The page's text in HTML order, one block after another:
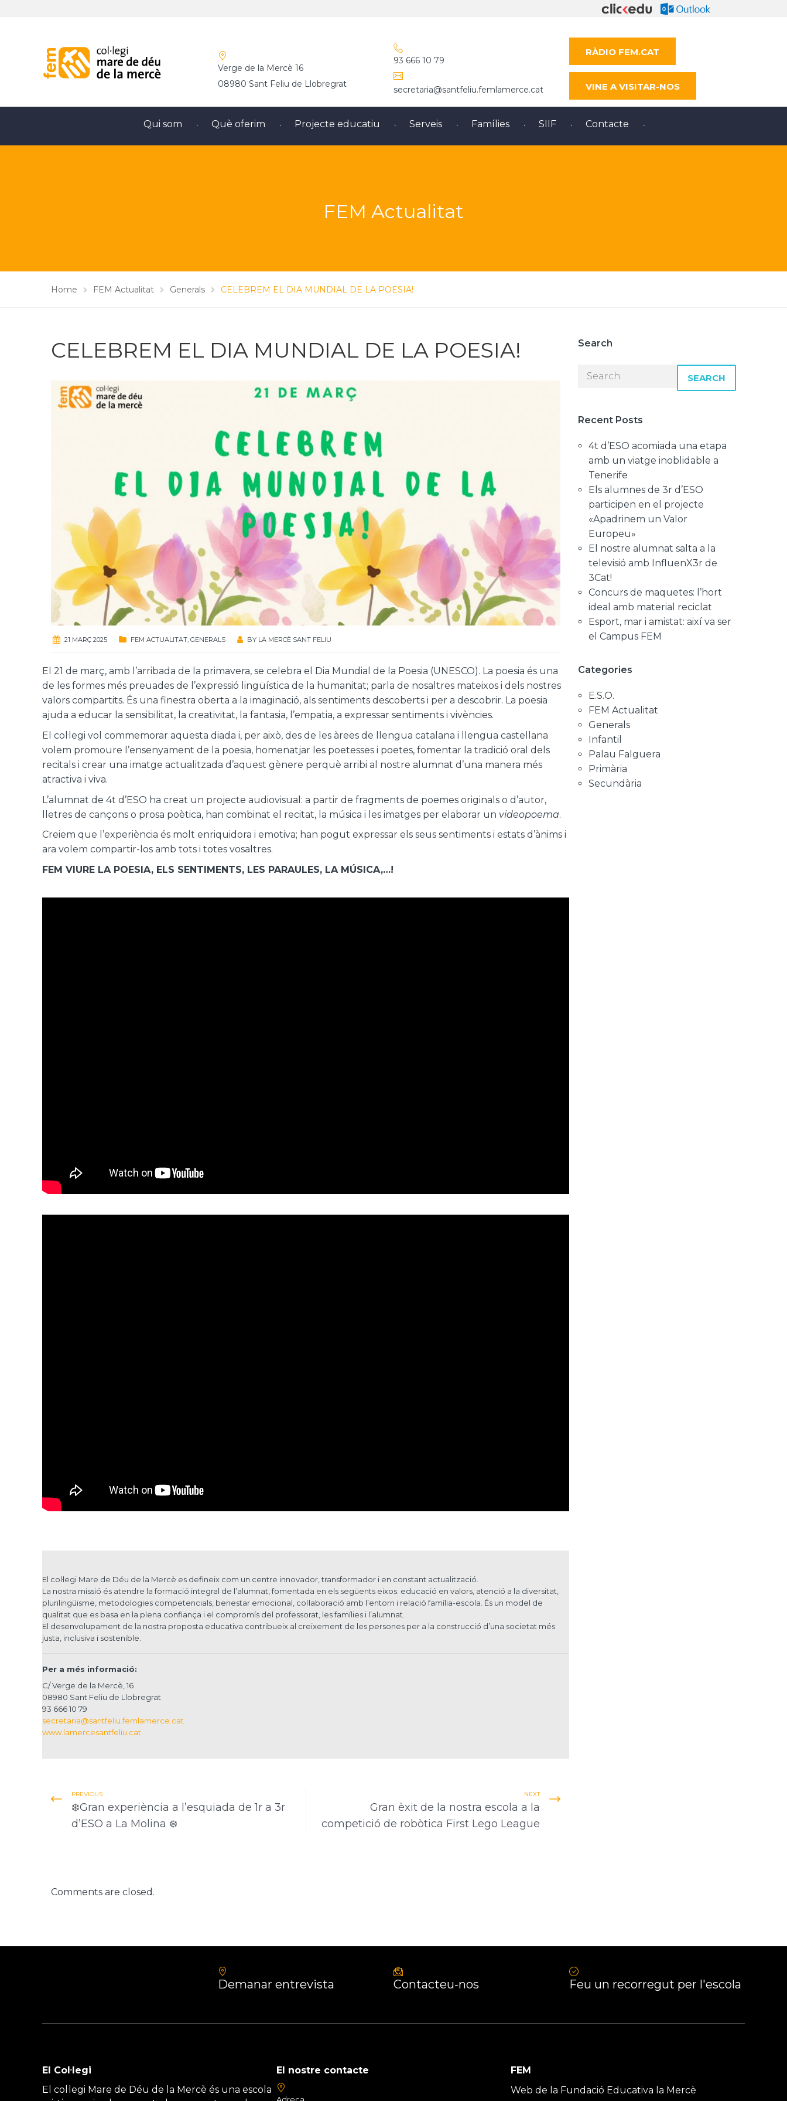
Verge de la Mercè 16
08980 Sant Feliu de Llobregrat
93 666 10 79
secretaria@santfeliu.femlamerce.cat
RÀDIO FEM.CAT
VINE A VISITAR-NOS
Qui som Què oferim Projecte educatiu Serveis Famílies SIIF Contacte
FEM Actualitat
Home FEM Actualitat Generals CELEBREM EL DIA MUNDIAL DE LA POESIA!
CELEBREM EL DIA MUNDIAL DE LA POESIA!
21 MARÇ 2025 FEM ACTUALITAT GENERALS BY LA MERCÈ SANT FELIU
El 21 de març, amb l’arribada de la primavera, se celebra el Dia Mundial de la Poesia (UNESCO). La poesia és una
de les formes més preuades de l’expressió lingüística de la humanitat; parla de nosaltres mateixos i dels nostres
valors compartits. És una finestra oberta a la imaginació, als sentiments descoberts i per a descobrir. La poesia
ajuda a educar la sensibilitat, la creativitat, la fantasia, l’empatia, a expressar sentiments i vivències.
El col·legi vol commemorar aquesta diada i, per això, des de les àrees de llengua catalana i llengua castellana
volem promoure l’ensenyament de la poesia, homenatjar les poetesses i poetes, fomentar la tradició oral dels
recitals i crear una imatge actualitzada d’aquest gènere perquè arribi al nostre alumnat d’una manera més
atractiva i viva.
L’alumnat de 4t d’ESO ha creat un projecte audiovisual: a partir de fragments de poemes originals o d’autor,
lletres de cançons o prosa poètica, han combinat el recitat, la música i les imatges per elaborar un videopoema.
Creiem que l’experiència és molt enriquidora i emotiva; han pogut expressar els seus sentiments i estats d’ànims i
ara volem compartir-los amb tots i totes vosaltres.
FEM VIURE LA POESIA, ELS SENTIMENTS, LES PARAULES, LA MÚSICA,…!
El col·legi Mare de Déu de la Mercè es defineix com un centre innovador, transformador i en constant actualització.
La nostra missió és atendre la formació integral de l’alumnat, fomentada en els següents eixos: educació en valors, atenció a la diversitat,
plurilingüisme, metodologies competencials, benestar emocional, col·laboració amb l’entorn i relació família-escola. És un model de
qualitat que es basa en la plena confiança i el compromís del professorat, les famílies i l’alumnat.
El desenvolupament de la nostra proposta educativa contribueix al creixement de les persones per a la construcció d’una societat més
justa, inclusiva i sostenible.
Per a més informació:
C/ Verge de la Mercè, 16
08980 Sant Feliu de Llobregrat
93 666 10 79
secretaria@santfeliu.femlamerce.cat
www.lamercesantfeliu.cat
PREVIOUS
❄️Gran experiència a l’esquiada de 1r a 3r
d’ESO a La Molina ❄️
NEXT
Gran èxit de la nostra escola a la
competició de robòtica First Lego League
Comments are closed.
Search
SEARCH
Recent Posts
4t d’ESO acomiada una etapa
amb un viatge inoblidable a
Tenerife
Els alumnes de 3r d’ESO
participen en el projecte
«Apadrinem un Valor
Europeu»
El nostre alumnat salta a la
televisió amb InfluenX3r de
3Cat!
Concurs de maquetes: l’hort
ideal amb material reciclat
Esport, mar i amistat: així va ser
el Campus FEM
Categories
E.S.O.
FEM Actualitat
Generals
Infantil
Palau Falguera
Primària
Secundària
Demanar entrevista Contacteu-nos Feu un recorregut per l'escola
El Col·legi
El col·legi Mare de Déu de la Mercè és una escola
El nostre contacte
FEM
Web de la Fundació Educativa la Mercè